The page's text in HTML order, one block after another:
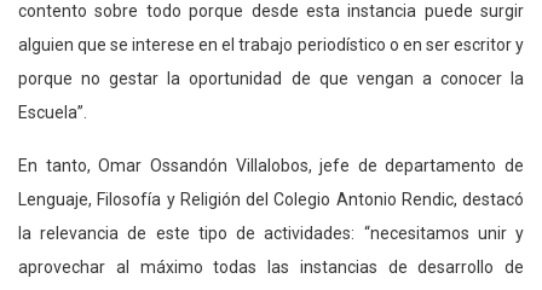
contento sobre todo porque desde esta instancia puede surgir
alguien que se interese en el trabajo periodístico o en ser escritor y
porque no gestar la oportunidad de que vengan a conocer la
Escuela”.
En tanto, Omar Ossandón Villalobos, jefe de departamento de
Lenguaje, Filosofía y Religión del Colegio Antonio Rendic, destacó
la relevancia de este tipo de actividades: “necesitamos unir y
aprovechar al máximo todas las instancias de desarrollo de